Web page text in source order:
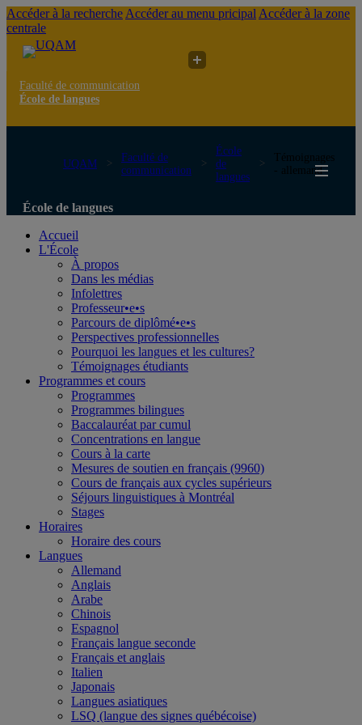
Accéder à la recherche Accéder au menu pricipal Accéder à la zone
centrale
Faculté de communication
École de langues
UQAM
Faculté de
communication
École
de
langues
Témoignages
- allemand
École de langues
Accueil
L'École
À propos
Dans les médias
Infolettres
Professeur•e•s
Parcours de diplômé•e•s
Perspectives professionnelles
Pourquoi les langues et les cultures?
Témoignages étudiants
Programmes et cours
Programmes
Programmes bilingues
Baccalauréat par cumul
Concentrations en langue
Cours à la carte
Mesures de soutien en français (9960)
Cours de français aux cycles supérieurs
Séjours linguistiques à Montréal
Stages
Horaires
Horaire des cours
Langues
Allemand
Anglais
Arabe
Chinois
Espagnol
Français langue seconde
Français et anglais
Italien
Japonais
Langues asiatiques
LSQ (langue des signes québécoise)